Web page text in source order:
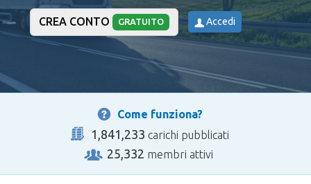
CREA CONTO GRATUITO Accedi
Come funziona?
1,841,233 carichi pubblicati
25,332 membri attivi